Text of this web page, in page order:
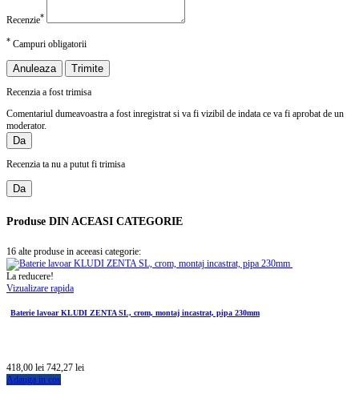
Recenzie*
* Campuri obligatorii
Anuleaza Trimite
Recenzia a fost trimisa
Comentariul dumeavoastra a fost inregistrat si va fi vizibil de indata ce va fi aprobat de un
moderator.
Da
Recenzia ta nu a putut fi trimisa
Da
Produse DIN ACEASI CATEGORIE
16 alte produse in aceeasi categorie:
La reducere!
Vizualizare rapida
Baterie lavoar KLUDI ZENTA SL, crom, montaj incastrat, pipa 230mm
418,00 lei 742,27 lei
Adauga in cos